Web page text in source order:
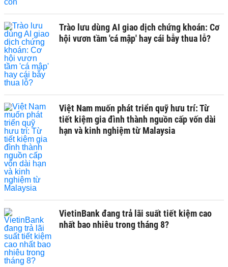
Trào lưu dùng AI giao dịch chứng khoán: Cơ
hội vươn tầm 'cá mập' hay cái bẫy thua lỗ?
Việt Nam muốn phát triển quỹ hưu trí: Từ
tiết kiệm gia đình thành nguồn cấp vốn dài
hạn và kinh nghiệm từ Malaysia
VietinBank đang trả lãi suất tiết kiệm cao
nhất bao nhiêu trong tháng 8?